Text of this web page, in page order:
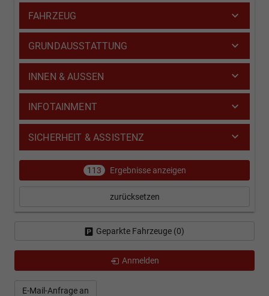
E-Mail-Anfrage an
FAHRZEUG
GRUNDAUSSTATTUNG
INNEN & AUSSEN
INFOTAINMENT
SICHERHEIT & ASSISTENZ
113 Ergebnisse anzeigen
zurücksetzen
Geparkte Fahrzeuge (0)
Anmelden